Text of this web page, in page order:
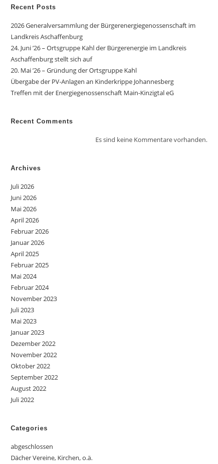
Recent Posts
2026 Generalversammlung der Bürgerenergiegenossenschaft im
Landkreis Aschaffenburg
24. Juni ’26 – Ortsgruppe Kahl der Bürgerenergie im Landkreis
Aschaffenburg stellt sich auf
20. Mai ’26 – Gründung der Ortsgruppe Kahl
Übergabe der PV-Anlagen an Kinderkrippe Johannesberg
Treffen mit der Energiegenossenschaft Main-Kinzigtal eG
Recent Comments
Es sind keine Kommentare vorhanden.
Archives
Juli 2026
Juni 2026
Mai 2026
April 2026
Februar 2026
Januar 2026
April 2025
Februar 2025
Mai 2024
Februar 2024
November 2023
Juli 2023
Mai 2023
Januar 2023
Dezember 2022
November 2022
Oktober 2022
September 2022
August 2022
Juli 2022
Categories
abgeschlossen
Dächer Vereine, Kirchen, o.ä.